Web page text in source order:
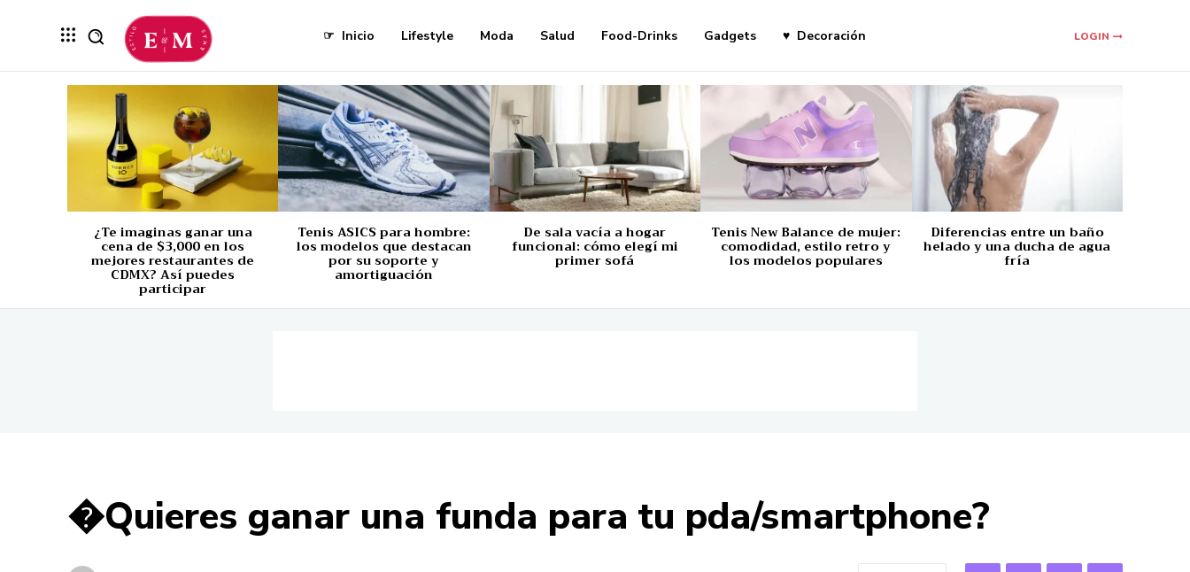
☞ Inicio Lifestyle Moda Salud Food-Drinks Gadgets ♥ Decoración LOGIN
¿Te imaginas ganar una
cena de $3,000 en los
mejores restaurantes de
CDMX? Así puedes
participar
Tenis ASICS para hombre:
los modelos que destacan
por su soporte y
amortiguación
De sala vacía a hogar
funcional: cómo elegí mi
primer sofá
Tenis New Balance de mujer:
comodidad, estilo retro y
los modelos populares
Diferencias entre un baño
helado y una ducha de agua
fría
�Quieres ganar una funda para tu pda/smartphone?